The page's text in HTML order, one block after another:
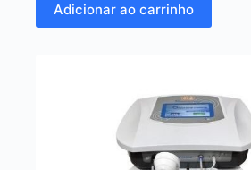
Adicionar ao carrinho